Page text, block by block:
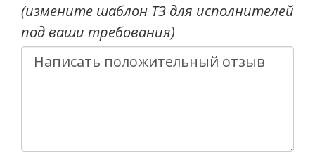
(измените шаблон ТЗ для исполнителей
под ваши требования)